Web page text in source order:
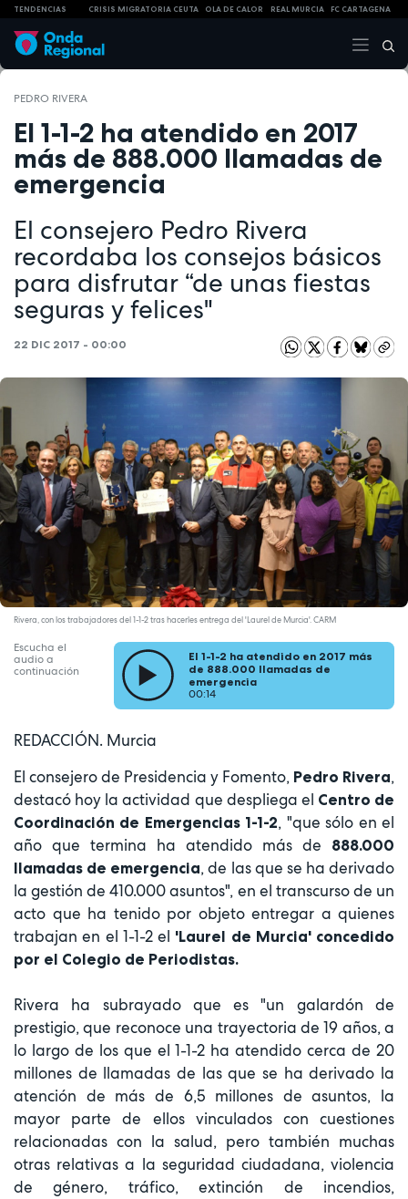
TENDENCIAS CRISIS MIGRATORIA CEUTA OLA DE CALOR REAL MURCIA FC CARTAGENA
PEDRO RIVERA
El 1-1-2 ha atendido en 2017
más de 888.000 llamadas de
emergencia
El consejero Pedro Rivera
recordaba los consejos básicos
para disfrutar “de unas fiestas
seguras y felices"
22 DIC 2017 - 00:00
Rivera, con los trabajadores del 1-1-2 tras hacerles entrega del 'Laurel de Murcia'. CARM
Escucha el
audio a
continuación
El 1-1-2 ha atendido en 2017 más
de 888.000 llamadas de
emergencia
00:14
REDACCIÓN. Murcia
El consejero de Presidencia y Fomento, Pedro Rivera,
destacó hoy la actividad que despliega el Centro de
Coordinación de Emergencias 1-1-2, "que sólo en el
año que termina ha atendido más de 888.000
llamadas de emergencia, de las que se ha derivado
la gestión de 410.000 asuntos", en el transcurso de un
acto que ha tenido por objeto entregar a quienes
trabajan en el 1-1-2 el 'Laurel de Murcia' concedido
por el Colegio de Periodistas.
Rivera ha subrayado que es "un galardón de
prestigio, que reconoce una trayectoria de 19 años, a
lo largo de los que el 1-1-2 ha atendido cerca de 20
millones de llamadas de las que se ha derivado la
atención de más de 6,5 millones de asuntos, la
mayor parte de ellos vinculados con cuestiones
relacionadas con la salud, pero también muchas
otras relativas a la seguridad ciudadana, violencia
de género, tráfico, extinción de incendios,